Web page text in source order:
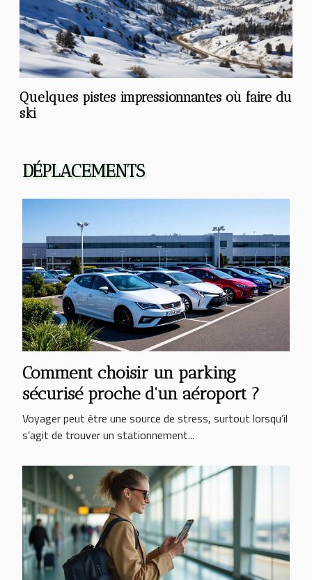
Quelques pistes impressionnantes où faire du
ski
DÉPLACEMENTS
Comment choisir un parking
sécurisé proche d'un aéroport ?
Voyager peut être une source de stress, surtout lorsqu’il
s’agit de trouver un stationnement...